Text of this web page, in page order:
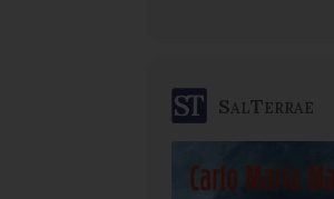
SalTerrae